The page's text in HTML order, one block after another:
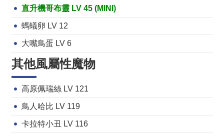
直升機哥布靈 LV 45 (MINI)
螞蟻卵 LV 12
大嘴鳥蛋 LV 6
其他風屬性魔物
高原佩瑞絲 LV 121
鳥人哈比 LV 119
卡拉特小丑 LV 116